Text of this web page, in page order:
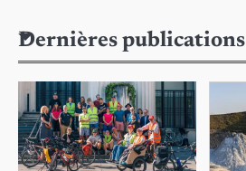
Dernières publications